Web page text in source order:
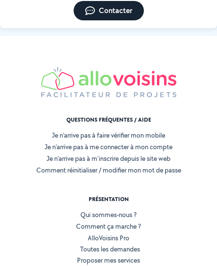
Contacter
QUESTIONS FRÉQUENTES / AIDE
Je n'arrive pas à faire vérifier mon mobile
Je n'arrive pas à me connecter à mon compte
Je n'arrive pas à m'inscrire depuis le site web
Comment réinitialiser / modifier mon mot de passe
PRÉSENTATION
Qui sommes-nous ?
Comment ça marche ?
AlloVoisins Pro
Toutes les demandes
Proposer mes services